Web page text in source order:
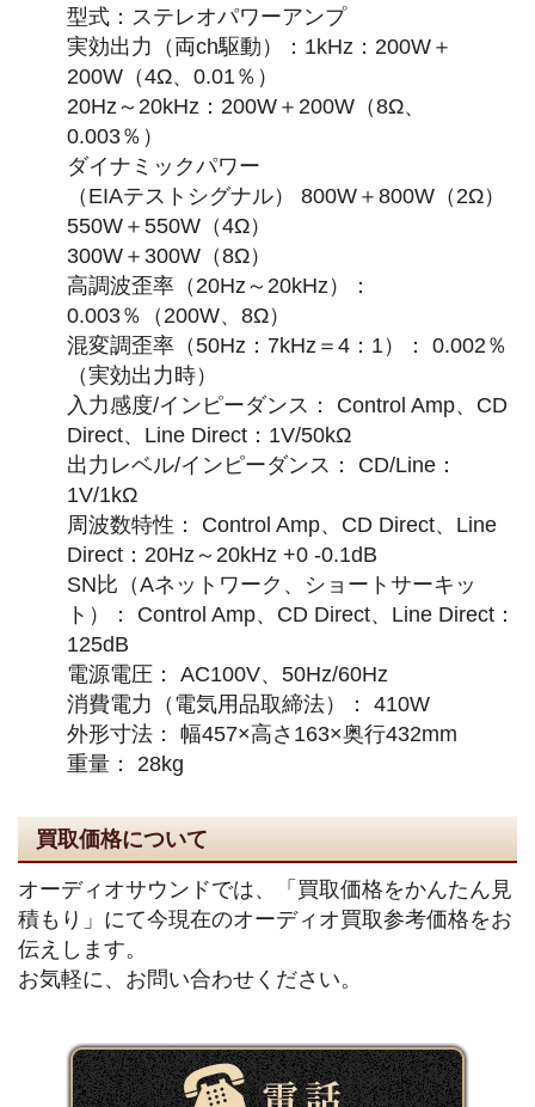
型式：ステレオパワーアンプ
実効出力（両ch駆動）：1kHz：200W＋
200W（4Ω、0.01％）
20Hz～20kHz：200W＋200W（8Ω、
0.003％）
ダイナミックパワー
（EIAテストシグナル） 800W＋800W（2Ω）
550W＋550W（4Ω）
300W＋300W（8Ω）
高調波歪率（20Hz～20kHz）：
0.003％（200W、8Ω）
混変調歪率（50Hz：7kHz＝4：1）： 0.002％
（実効出力時）
入力感度/インピーダンス： Control Amp、CD
Direct、Line Direct：1V/50kΩ
出力レベル/インピーダンス： CD/Line：
1V/1kΩ
周波数特性： Control Amp、CD Direct、Line
Direct：20Hz～20kHz +0 -0.1dB
SN比（Aネットワーク、ショートサーキッ
ト）： Control Amp、CD Direct、Line Direct：
125dB
電源電圧： AC100V、50Hz/60Hz
消費電力（電気用品取締法）： 410W
外形寸法： 幅457×高さ163×奥行432mm
重量： 28kg
買取価格について
オーディオサウンドでは、「買取価格をかんたん見
積もり」にて今現在のオーディオ買取参考価格をお
伝えします。
お気軽に、お問い合わせください。